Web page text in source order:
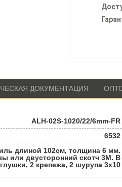
ДОКУМЕНТАЦИЯ
ALH-02S-1020/22/6mm-FR
6532
длиной 102см, толщина 6 мм.
или двусторонний скотч 3М. В
2 крепежа, 2 шурупа 3х10